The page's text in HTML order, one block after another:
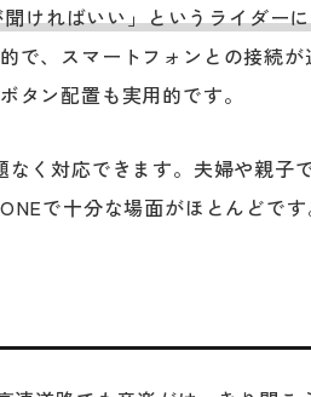
ければいい」というライダー
で、スマートフォンとの接続が
タン配置も実用的です。
く対応できます。夫婦や親子
で十分な場面がほとんどです